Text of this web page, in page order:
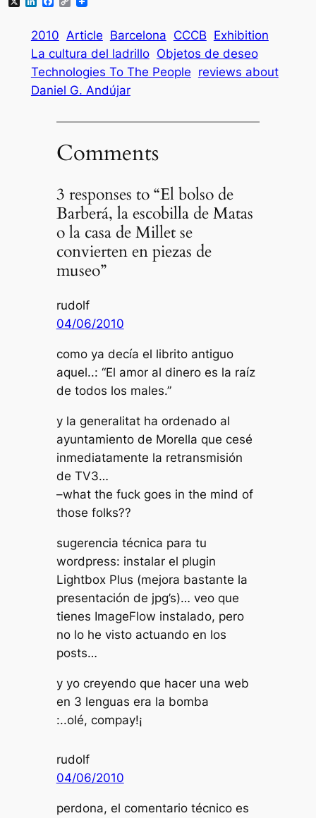
2010 Article Barcelona CCCB Exhibition
La cultura del ladrillo Objetos de deseo
Technologies To The People reviews about
Daniel G. Andújar
Comments
3 responses to “El bolso de
Barberá, la escobilla de Matas
o la casa de Millet se
convierten en piezas de
museo”
rudolf
04/06/2010
como ya decía el librito antiguo
aquel..: “El amor al dinero es la raíz
de todos los males.”
y la generalitat ha ordenado al
ayuntamiento de Morella que cesé
inmediatamente la retransmisión
de TV3…
–what the fuck goes in the mind of
those folks??
sugerencia técnica para tu
wordpress: instalar el plugin
Lightbox Plus (mejora bastante la
presentación de jpg’s)… veo que
tienes ImageFlow instalado, pero
no lo he visto actuando en los
posts…
y yo creyendo que hacer una web
en 3 lenguas era la bomba
:..olé, compay!¡
rudolf
04/06/2010
perdona, el comentario técnico es